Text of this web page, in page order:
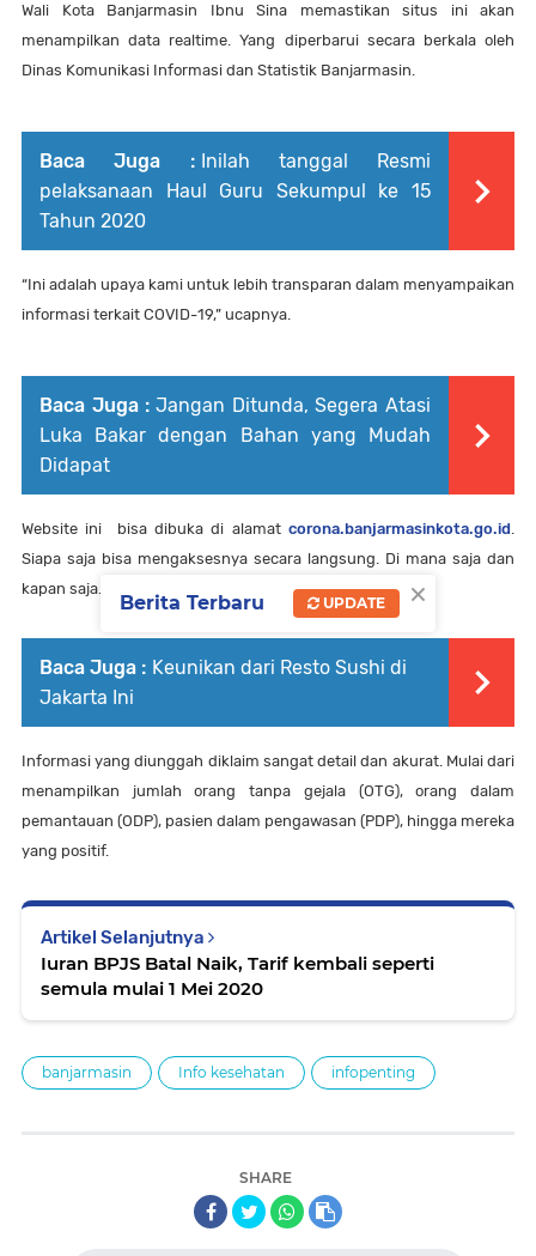
Wali Kota Banjarmasin Ibnu Sina memastikan situs ini akan
menampilkan data realtime. Yang diperbarui secara berkala oleh
Dinas Komunikasi Informasi dan Statistik Banjarmasin.
Baca Juga : Inilah tanggal Resmi
pelaksanaan Haul Guru Sekumpul ke 15
Tahun 2020
“Ini adalah upaya kami untuk lebih transparan dalam menyampaikan
informasi terkait COVID-19,” ucapnya.
Baca Juga : Jangan Ditunda, Segera Atasi
Luka Bakar dengan Bahan yang Mudah
Didapat
Website ini bisa dibuka di alamat corona.banjarmasinkota.go.id.
Siapa saja bisa mengaksesnya secara langsung. Di mana saja dan
kapan saja.
Baca Juga : Keunikan dari Resto Sushi di
Jakarta Ini
Informasi yang diunggah diklaim sangat detail dan akurat. Mulai dari
menampilkan jumlah orang tanpa gejala (OTG), orang dalam
pemantauan (ODP), pasien dalam pengawasan (PDP), hingga mereka
yang positif.
Artikel Selanjutnya
Iuran BPJS Batal Naik, Tarif kembali seperti
semula mulai 1 Mei 2020
banjarmasin Info kesehatan infopenting
SHARE
×
Berita Terbaru UPDATE